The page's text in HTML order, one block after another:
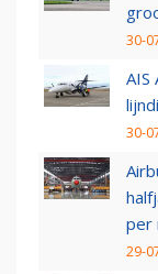
30-
AIS
30-
per
29-